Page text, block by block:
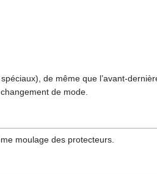
de même que l’avant-
de mode.
moulage des protecteurs.